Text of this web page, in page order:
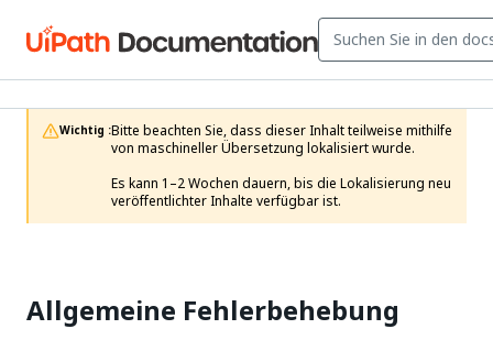
Wichtig :Bitte beachten Sie, dass dieser Inhalt teilweise mithilfe
von maschineller Übersetzung lokalisiert wurde.
Es kann 1–2 Wochen dauern, bis die Lokalisierung neu
veröffentlichter Inhalte verfügbar ist.
Allgemeine Fehlerbehebung